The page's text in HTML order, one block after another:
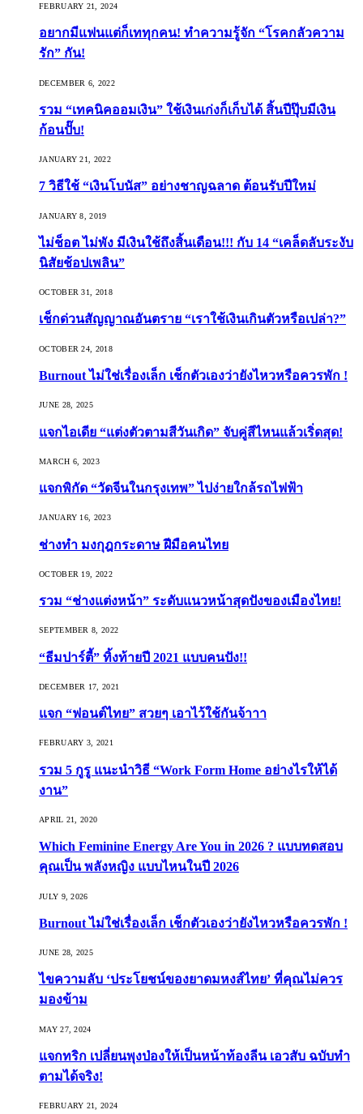
FEBRUARY 21, 2024
อยากมีแฟนแต่ก็เททุกคน! ทำความรู้จัก “โรคกลัวความ
รัก” กัน!
DECEMBER 6, 2022
รวม “เทคนิคออมเงิน” ใช้เงินเก่งก็เก็บได้ สิ้นปีปุ๊บมีเงิน
ก้อนปั๊บ!
JANUARY 21, 2022
7 วิธีใช้ “เงินโบนัส” อย่างชาญฉลาด ต้อนรับปีใหม่
JANUARY 8, 2019
ไม่ช็อต ไม่พัง มีเงินใช้ถึงสิ้นเดือน!!! กับ 14 “เคล็ดลับระงับ
นิสัยช้อปเพลิน”
OCTOBER 31, 2018
เช็กด่วนสัญญาณอันตราย “เราใช้เงินเกินตัวหรือเปล่า?”
OCTOBER 24, 2018
Burnout ไม่ใช่เรื่องเล็ก เช็กตัวเองว่ายังไหวหรือควรพัก !
JUNE 28, 2025
แจกไอเดีย “แต่งตัวตามสีวันเกิด” จับคู่สีไหนแล้วเริ่ดสุด!
MARCH 6, 2023
แจกพิกัด “วัดจีนในกรุงเทพ” ไปง่ายใกล้รถไฟฟ้า
JANUARY 16, 2023
ช่างทำ มงกุฎกระดาษ ฝีมือคนไทย
OCTOBER 19, 2022
รวม “ช่างแต่งหน้า” ระดับแนวหน้าสุดปังของเมืองไทย!
SEPTEMBER 8, 2022
“ธีมปาร์ตี้” ทิ้งท้ายปี 2021 แบบคนปัง!!
DECEMBER 17, 2021
แจก “ฟอนต์ไทย” สวยๆ เอาไว้ใช้กันจ้าาา
FEBRUARY 3, 2021
รวม 5 กูรู แนะนำวิธี “Work Form Home อย่างไรให้ได้
งาน”
APRIL 21, 2020
Which Feminine Energy Are You in 2026 ? แบบทดสอบ
คุณเป็น พลังหญิง แบบไหนในปี 2026
JULY 9, 2026
Burnout ไม่ใช่เรื่องเล็ก เช็กตัวเองว่ายังไหวหรือควรพัก !
JUNE 28, 2025
ไขความลับ ‘ประโยชน์ของยาดมหงส์ไทย’ ที่คุณไม่ควร
มองข้าม
MAY 27, 2024
แจกทริก เปลี่ยนพุงป่องให้เป็นหน้าท้องลีน เอวสับ ฉบับทำ
ตามได้จริง!
FEBRUARY 21, 2024